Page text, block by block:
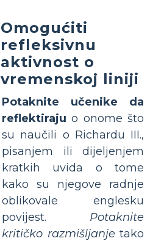
Omogućiti
refleksivnu
aktivnost o
vremenskoj liniji
Potaknite učenike da
reflektiraju o onome što
su naučili o Richardu III.,
pisanjem ili dijeljenjem
kratkih uvida o tome
kako su njegove radnje
oblikovale englesku
povijest. Potaknite
kritičko razmišljanje tako